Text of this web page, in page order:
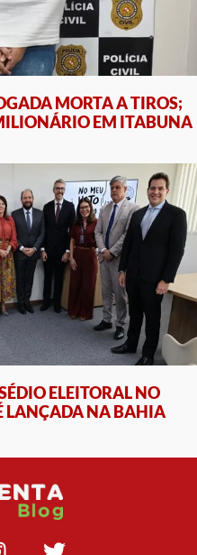
MORTA A TIROS;
EM ITABUNA
ELEITORAL NO
LANÇADA NA BAHIA